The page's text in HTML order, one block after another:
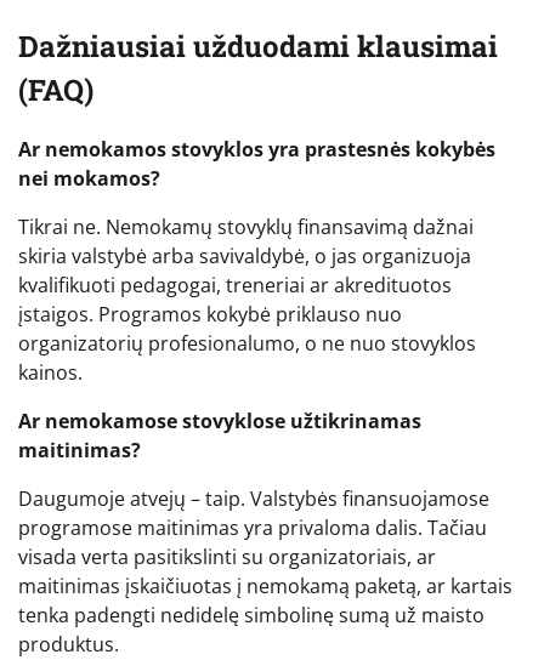
Dažniausiai užduodami klausimai
(FAQ)
Ar nemokamos stovyklos yra prastesnės kokybės
nei mokamos?
Tikrai ne. Nemokamų stovyklų finansavimą dažnai
skiria valstybė arba savivaldybė, o jas organizuoja
kvalifikuoti pedagogai, treneriai ar akredituotos
įstaigos. Programos kokybė priklauso nuo
organizatorių profesionalumo, o ne nuo stovyklos
kainos.
Ar nemokamose stovyklose užtikrinamas
maitinimas?
Daugumoje atvejų – taip. Valstybės finansuojamose
programose maitinimas yra privaloma dalis. Tačiau
visada verta pasitikslinti su organizatoriais, ar
maitinimas įskaičiuotas į nemokamą paketą, ar kartais
tenka padengti nedidelę simbolinę sumą už maisto
produktus.